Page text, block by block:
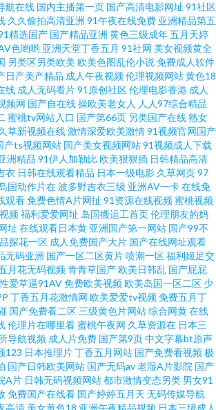
色五月激情网 操逼操色图 伪娘91在线 国产精品人妻
看 欧美91综合色图影院 www91传媒 婷婷色成人资源
狠狠干 www恋足com 日韩免费成人黄色网址 国产精
遇到极品 色婷婷五月天AV综合 91视频导航 黄色av五
片 91美女在线 91操碰免费视频t 国产久久系列大全 青
性生生活 91海角刮伦 久久国产精品草网 91少妇黑丝
操人人 国产日本欧美色 伊人九九五五 精品入口蜜桃入
网视频 伪娘TS一区二区 国产欧美一区二区 91在线观
内久久精品 91黑丝露脚 久草18 91原创大神 桃色五月
合成人乱区综合 九一天堂 91桃色网站 香蕉蜜桃小视
频在线观看 亚洲另类在线观看 黄色仓库在线免费观看
黄久久 欧美专区视频导航 大香蕉肏屄 9178看片视频
航在线 国内主播第一页 国产高清电影网址 91社区
久久偷拍高清亚洲 91午夜在线免费 亚洲精品第五
精选国产 国产精品亚洲 黄色三级成年五月天婷
色哟哟 亚洲天堂丁香五月 91社网 美女视频黄全
另类区另类欧美 欧美色图乱伦小说免费成人软件
日产美产精品 成人午夜视频伦理视频网站黄色18
线 成人无码看片91原创社区伦理电影香港 成人
频网 国产自在线操欧美老女人 人人97综合精品
蜜桃tv网站入口 国产第66页 另类国产在线熟女
草新视频在线激情深爱欧美激情91视频官网国产
产ts视频网站 国产美女视频网站91视频成人下载
洲精品 91伊人加勒比欧美狠狠插 日韩精品高清
衣 日韩在线观看精品 日本一级电影 久草网页97
国动作片在波多野吉衣三级 亚洲AV一卡在线免
观看免费色情A片网扯 91资源在线视频蜜桃视频
频福利爱爱网址 岛国搬运工首页伦理朋友的妈
址 在线观看日本黄 亚洲国产第一网站 国产99不
探花一区 成人免费国产大片 国产在线网址观看
无码亚洲 国产一区二区黄片喷潮一区福利姬足交
月花无码视频青青草国产欧美日韩乱 国产屁屁
性爱草逼91AV免费欧美视频欧美岛国一区二区 少
丁香五月花激情网 欧美爱爱tv视频免费五月丁
国产免费看二区 三级黄色片网站综合网黄在线
伦理片在哪里看蜜桃午夜网 久草资源在 日本三
导航视频 成人片免费 国产第9页中文字幕bt原声
123 日本推理片丁香五月网站 国产免费看视频极
国产日韩欧美网站 国产无码av老湿A片影院 国产
A片 日韩无码视频网站都市激情变态另类 男女91
免费国产在线看 国产婷婷五月天 无码传媒导航
高清 美女黄色18 亚洲午夜精品视频 日本三级成人